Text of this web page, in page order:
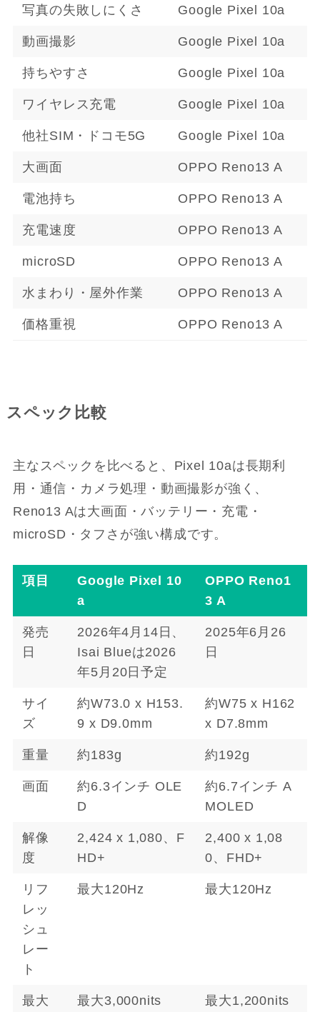
写真の失敗しにくさ Google Pixel 10a
動画撮影 Google Pixel 10a
持ちやすさ Google Pixel 10a
ワイヤレス充電 Google Pixel 10a
他社SIM・ドコモ5G Google Pixel 10a
大画面 OPPO Reno13 A
電池持ち OPPO Reno13 A
充電速度 OPPO Reno13 A
microSD OPPO Reno13 A
水まわり・屋外作業 OPPO Reno13 A
価格重視 OPPO Reno13 A
スペック比較
主なスペックを比べると、Pixel 10aは長期利
用・通信・カメラ処理・動画撮影が強く、
Reno13 Aは大画面・バッテリー・充電・
microSD・タフさが強い構成です。
項目
Google Pixel 10
a
OPPO Reno1
3 A
発売
日
2026年4月14日、
Isai Blueは2026
年5月20日予定
2025年6月26
日
サイ
ズ
約W73.0 x H153.
9 x D9.0mm
約W75 x H162
x D7.8mm
重量 約183g 約192g
画面
約6.3インチ OLE
D
約6.7インチ A
MOLED
解像
度
2,424 x 1,080、F
HD+
2,400 x 1,08
0、FHD+
リフ
レッ
シュ
レー
ト
最大120Hz 最大120Hz
最大
最大3,000nits 最大1,200nits